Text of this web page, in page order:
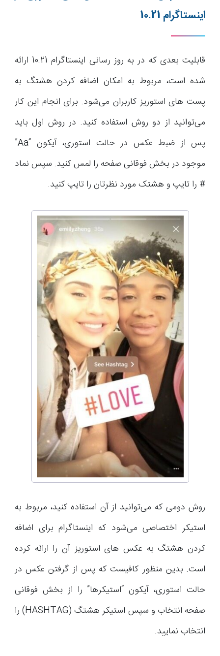
اینستاگرام 10.21
قابلیت بعدی که در به روز رسانی اینستاگرام 10.21 ارائه
شده است، مربوط به امکان اضافه کردن هشتگ به
پست های استوریز کاربران می‌شود. برای انجام این کار
می‌توانید از دو روش استفاده کنید. در روش اول باید
پس از ضبط عکس در حالت استوری، آیکون “Aa”
موجود در بخش فوقانی صفحه را لمس کنید. سپس نماد
# را تایپ و هشتک مورد نظرتان را تایپ کنید.
روش دومی که می‌توانید از آن استفاده کنید، مربوط به
استیکر اختصاصی می‌شود که اینستاگرام برای اضافه
کردن هشتگ به عکس های استوریز آن را ارائه کرده
است. بدین منظور کافیست که پس از گرفتن عکس در
حالت استوری، آیکون “استیکرها” را از بخش فوقانی
صفحه انتخاب و سپس استیکر هشتگ (HASHTAG) را
انتخاب نمایید.